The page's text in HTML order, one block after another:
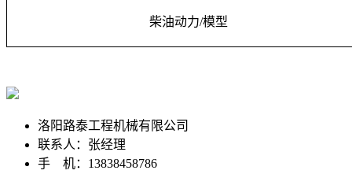
柴油动力/模型
洛阳路泰工程机械有限公司
联系人：张经理
手 机：13838458786